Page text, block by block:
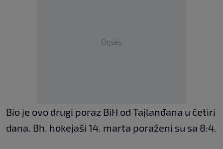
Oglas
Bio je ovo drugi poraz BiH od Tajlanđana u četiri
dana. Bh. hokejaši 14. marta poraženi su sa 8:4.